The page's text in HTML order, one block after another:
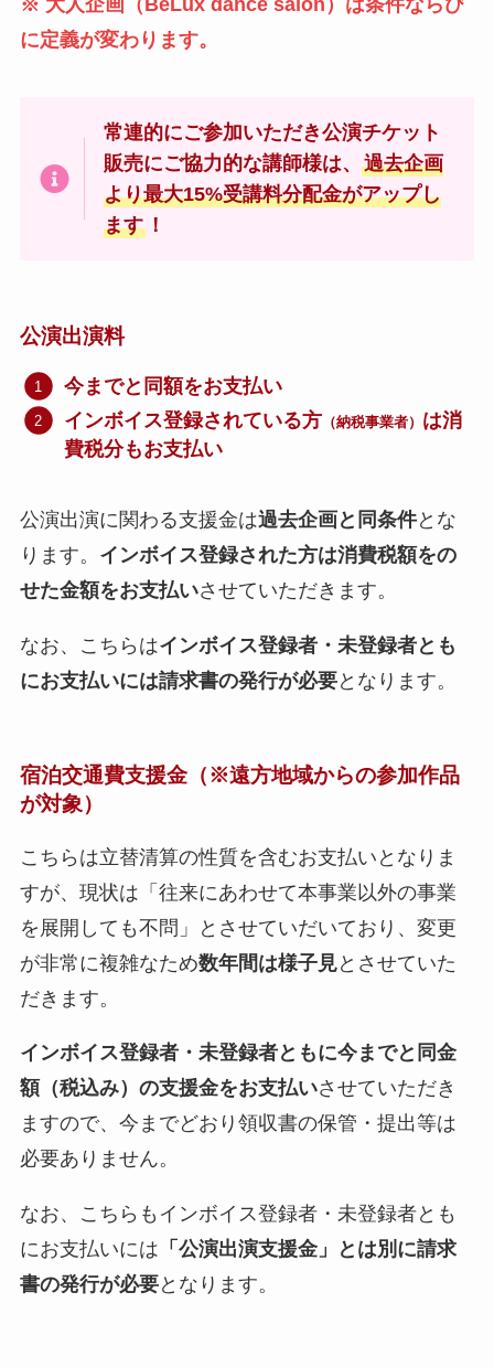
※ 大人企画（BeLux dance salon）は条件ならび
に定義が変わります。
常連的にご参加いただき公演チケット
販売にご協力的な講師様は、過去企画
より最大15%受講料分配金がアップし
ます ！
公演出演料
今までと同額をお支払い
インボイス登録されている方 （納税事業者） は消
費税分もお支払い
公演出演に関わる支援金は過去企画と同条件とな
ります。 インボイス登録された方は消費税額をの
せた金額をお支払いさせていただきます。
なお、こちらはインボイス登録者・未登録者とも
にお支払いには請求書の発行が必要となります。
宿泊交通費支援金（※遠方地域からの参加作品
が対象）
こちらは立替清算の性質を含むお支払いとなりま
すが、現状は「往来にあわせて本事業以外の事業
を展開しても不問」とさせていだいており、変更
が非常に複雑なため数年間は様子見とさせていた
だきます。
インボイス登録者・未登録者ともに今までと同金
額（税込み）の支援金をお支払いさせていただき
ますので、今までどおり領収書の保管・提出等は
必要ありません。
なお、こちらもインボイス登録者・未登録者とも
にお支払いには 「公演出演支援金」とは別に請求
書の発行が必要となります。